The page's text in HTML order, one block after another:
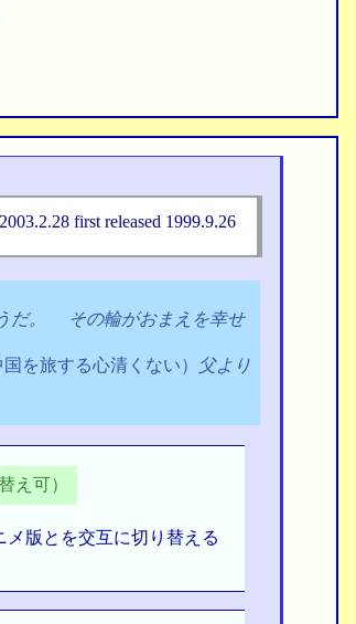
first released 1999.9.26
だ。 その輪がおまえを幸せ
国を旅する心清くない）
父より
え可）
メ版とを交互に切り替える